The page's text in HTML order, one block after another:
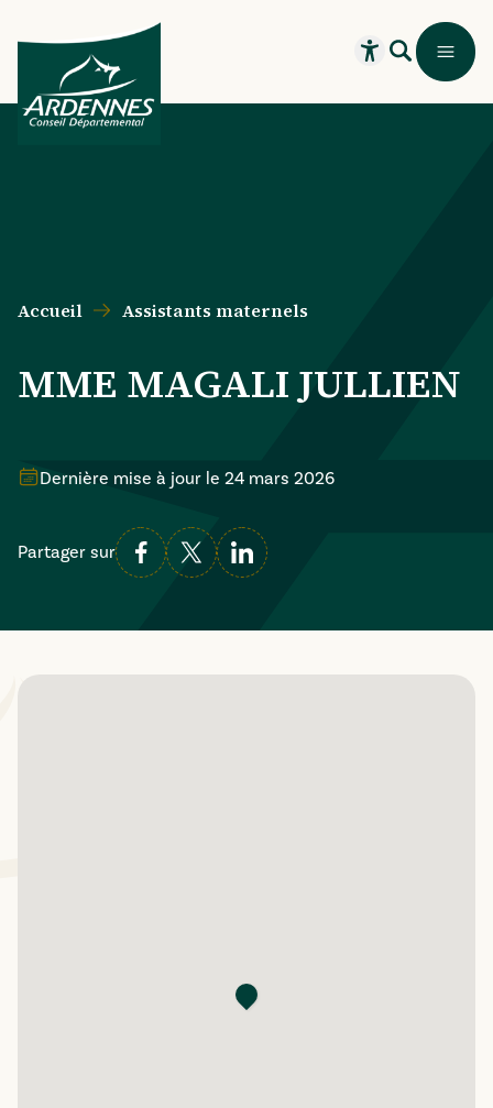
Recherche
Ouvrir leMenu
Accueil Assistants maternels
MME MAGALI JULLIEN
Dernière mise à jour le 24 mars 2026
Partager sur